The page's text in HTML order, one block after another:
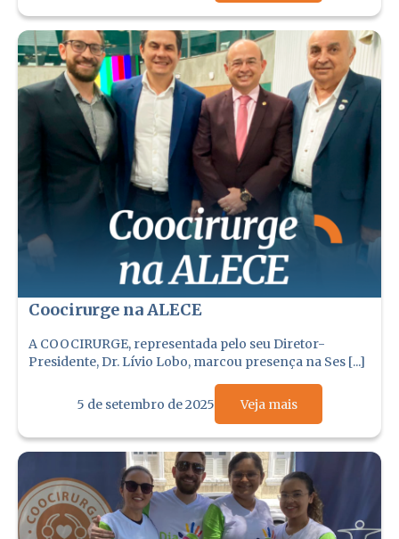
Coocirurge na ALECE
A COOCIRURGE, representada pelo seu Diretor-
Presidente, Dr. Lívio Lobo, marcou presença na Ses [...]
5 de setembro de 2025 Veja mais